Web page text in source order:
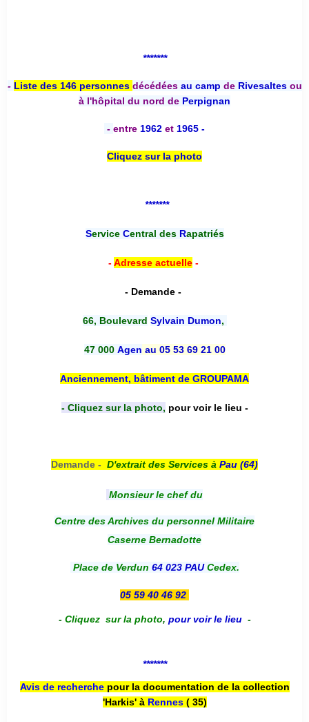
*******
- Liste des 146 personnes décédées au camp deRivesaltesou
à l'hôpital du nord de Perpignan
- entre 1962 et 1965 -
Cliquez sur la photo
*******
Service Central desRapatriés
-Adresse actuelle-
- Demande -
66, Boulevard Sylvain Dumon,
47 000 Agen au 05 53 69 21 00
Anciennement, bâtiment de GROUPAMA
- Cliquez sur la photo, pour voir le lieu -
Demande - D'extrait des Services à Pau (64)
Monsieur le chef du
Centre des Archives du personnel Militaire
Caserne Bernadotte
Place de Verdun 64 023 PAUCedex.
05 59 40 46 92
- Cliquez sur la photo, pour voir le lieu -
*******
Avis de recherche pour la documentation de la collection
'Harkis' à Rennes( 35)